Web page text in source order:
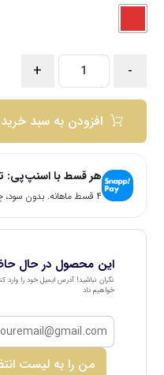
-
+
افزودن به سبد خرید
هر قسط با اسنپ‌پی:
۴ قسط ماهانه. بدون سود، چک و ضامن.
این محصول در حال
نگران نباشید! آدرس ایمیل خود را وارد
خواهیم داد
من را به لیست